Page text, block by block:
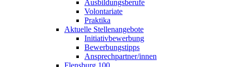
Ausbildungsberufe
Volontariate
Praktika
Aktuelle Stellenangebote
Initiativbewerbung
Bewerbungstipps
Ansprechpartner/innen
Flensburg 100